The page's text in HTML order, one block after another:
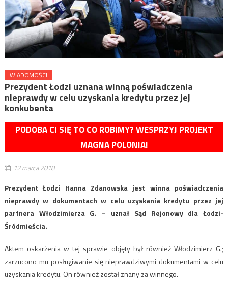
WIADOMOŚCI
Prezydent Łodzi uznana winną poświadczenia
nieprawdy w celu uzyskania kredytu przez jej
konkubenta
PODOBA CI SIĘ TO CO ROBIMY? WESPRZYJ PROJEKT
MAGNA POLONIA!
12 marca 2018
Prezydent Łodzi Hanna Zdanowska jest winna poświadczenia
nieprawdy w dokumentach w celu uzyskania kredytu przez jej
partnera Włodzimierza G. – uznał Sąd Rejonowy dla Łodzi-
Śródmieścia.
Aktem oskarżenia w tej sprawie objęty był również Włodzimierz G.;
zarzucono mu posługiwanie się nieprawdziwymi dokumentami w celu
uzyskania kredytu. On również został znany za winnego.